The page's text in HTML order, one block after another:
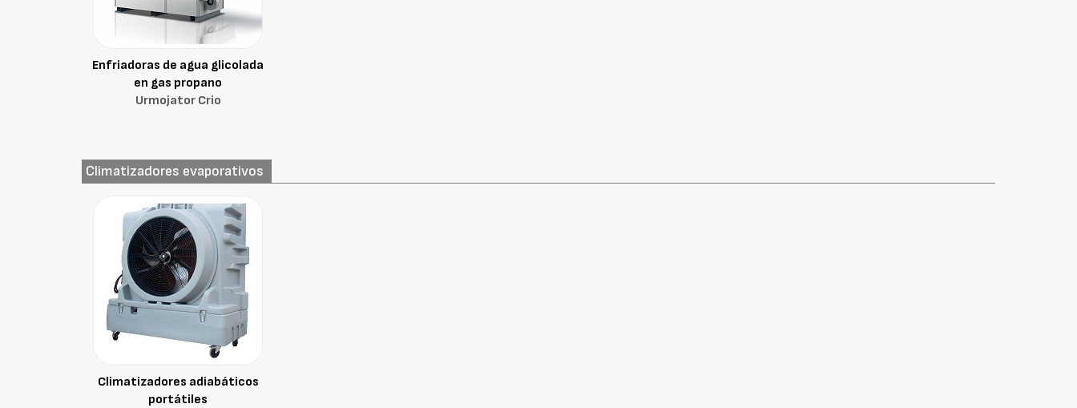
Enfriadoras de agua glicolada
en gas propano
Urmojator Crio
Climatizadores evaporativos
Climatizadores adiabáticos
portátiles